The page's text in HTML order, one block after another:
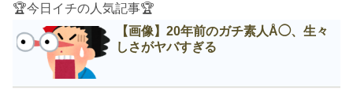
🏆今日イチの人気記事🏆
【画像】20年前のガチ素人Å◯、生々
しさがヤバすぎる